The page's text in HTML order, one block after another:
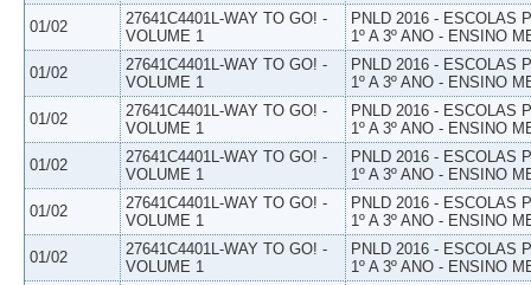
01/02
27641C4401L-WAY TO GO! -
VOLUME 1
PNLD 2016 - ESCOLAS
1º A 3º ANO - ENSINO
01/02
27641C4401L-WAY TO GO! -
VOLUME 1
PNLD 2016 - ESCOLAS
1º A 3º ANO - ENSINO
01/02
27641C4401L-WAY TO GO! -
VOLUME 1
PNLD 2016 - ESCOLAS
1º A 3º ANO - ENSINO
01/02
27641C4401L-WAY TO GO! -
VOLUME 1
PNLD 2016 - ESCOLAS
1º A 3º ANO - ENSINO
01/02
27641C4401L-WAY TO GO! -
VOLUME 1
PNLD 2016 - ESCOLAS
1º A 3º ANO - ENSINO
01/02
27641C4401L-WAY TO GO! -
VOLUME 1
PNLD 2016 - ESCOLAS
1º A 3º ANO - ENSINO